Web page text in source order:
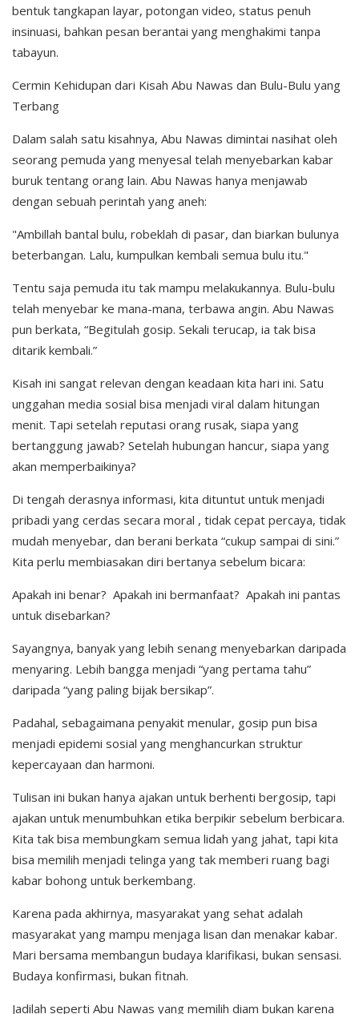
bentuk tangkapan layar, potongan video, status penuh
insinuasi, bahkan pesan berantai yang menghakimi tanpa
tabayun.
Cermin Kehidupan dari Kisah Abu Nawas dan Bulu-Bulu yang
Terbang
Dalam salah satu kisahnya, Abu Nawas dimintai nasihat oleh
seorang pemuda yang menyesal telah menyebarkan kabar
buruk tentang orang lain. Abu Nawas hanya menjawab
dengan sebuah perintah yang aneh:
"Ambillah bantal bulu, robeklah di pasar, dan biarkan bulunya
beterbangan. Lalu, kumpulkan kembali semua bulu itu."
Tentu saja pemuda itu tak mampu melakukannya. Bulu-bulu
telah menyebar ke mana-mana, terbawa angin. Abu Nawas
pun berkata, “Begitulah gosip. Sekali terucap, ia tak bisa
ditarik kembali.”
Kisah ini sangat relevan dengan keadaan kita hari ini. Satu
unggahan media sosial bisa menjadi viral dalam hitungan
menit. Tapi setelah reputasi orang rusak, siapa yang
bertanggung jawab? Setelah hubungan hancur, siapa yang
akan memperbaikinya?
Di tengah derasnya informasi, kita dituntut untuk menjadi
pribadi yang cerdas secara moral , tidak cepat percaya, tidak
mudah menyebar, dan berani berkata “cukup sampai di sini.”
Kita perlu membiasakan diri bertanya sebelum bicara:
Apakah ini benar? Apakah ini bermanfaat? Apakah ini pantas
untuk disebarkan?
Sayangnya, banyak yang lebih senang menyebarkan daripada
menyaring. Lebih bangga menjadi “yang pertama tahu”
daripada “yang paling bijak bersikap”.
Padahal, sebagaimana penyakit menular, gosip pun bisa
menjadi epidemi sosial yang menghancurkan struktur
kepercayaan dan harmoni.
Tulisan ini bukan hanya ajakan untuk berhenti bergosip, tapi
ajakan untuk menumbuhkan etika berpikir sebelum berbicara.
Kita tak bisa membungkam semua lidah yang jahat, tapi kita
bisa memilih menjadi telinga yang tak memberi ruang bagi
kabar bohong untuk berkembang.
Karena pada akhirnya, masyarakat yang sehat adalah
masyarakat yang mampu menjaga lisan dan menakar kabar.
Mari bersama membangun budaya klarifikasi, bukan sensasi.
Budaya konfirmasi, bukan fitnah.
Jadilah seperti Abu Nawas yang memilih diam bukan karena